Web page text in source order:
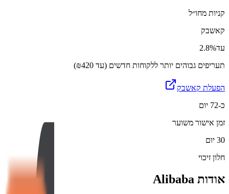
קניות מחו״ל
קאשבק
עד2.8%
תעריפים גבוהים יותר ללקוחות חדשים (עד ₪420)
הפעלת קאשבק
כ-72 יום
זמן אישור משוער
30 יום
חלון זיכוי
אודות Alibaba